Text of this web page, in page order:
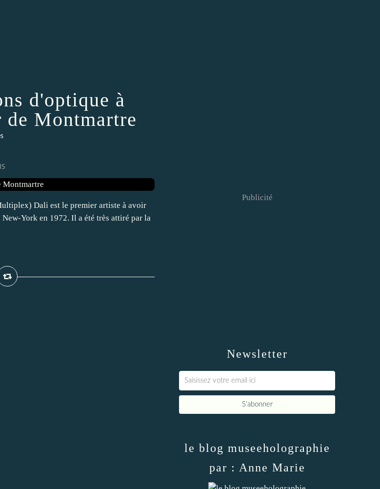
d'optique à
Montmartre
Dali est le premier artiste à avoir
York en 1972. Il a été très attiré par la
Newsletter
Publicité
le blog museeholographie
par : Anne Marie